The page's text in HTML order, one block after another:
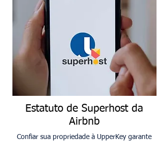
Estatuto de Superhost da
Airbnb
Confiar sua propriedade à UpperKey garante